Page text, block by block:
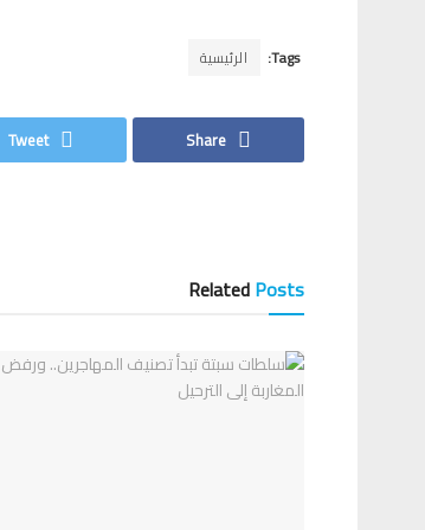
Tags: الرئيسية
Share
Tweet
RelatedPosts